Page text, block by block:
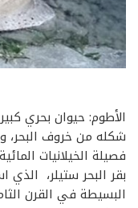
الأطوم: حيوان بحري
شكله من خروف البحر،
فصيلة الخيلانيات
بقر البحر ستيلر،
البسيطة في القرن